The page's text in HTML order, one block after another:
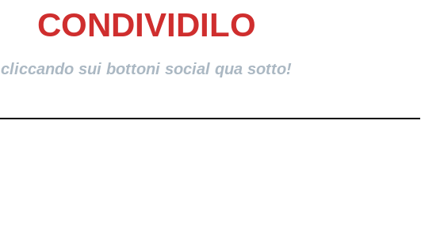
CONDIVIDILO
cliccando sui bottoni social qua sotto!